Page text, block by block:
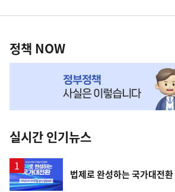
영
책
NOW,
뉴
스
정책 NOW
실시간 인기뉴스
법제로 완성하는 국가대전환